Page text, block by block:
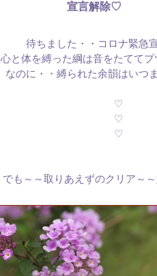
宣言解除♡
待ちました・・コロナ緊急
心と体を縛った綱は音をたてて
なのに・・縛られた余韻はいつ
♡
♡
♡
でも～～取りあえずのクリア～